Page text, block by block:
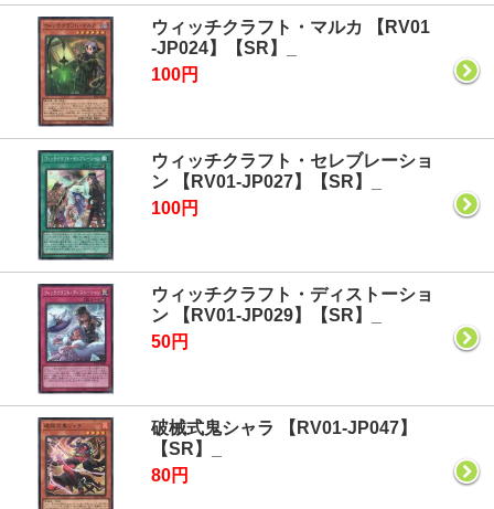
ウィッチクラフト・マルカ 【RV01
-JP024】【SR】_
100円
ウィッチクラフト・セレブレーショ
ン 【RV01-JP027】【SR】_
100円
ウィッチクラフト・ディストーショ
ン 【RV01-JP029】【SR】_
50円
破械式鬼シャラ 【RV01-JP047】
【SR】_
80円